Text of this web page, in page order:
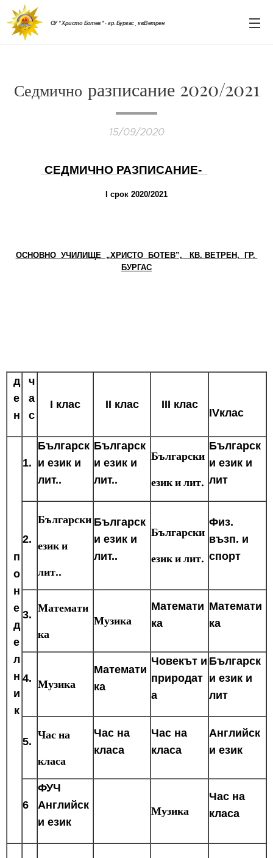
ОУ " Христо Ботев " - гр. Бургас , кв.Ветрен
Седмично разписание 2020/2021
15/09/2020
СЕДМИЧНО РАЗПИСАНИЕ-
І срок 2020/2021
ОСНОВНО УЧИЛИЩЕ „ХРИСТО БОТЕВ”, КВ. ВЕТРЕН, ГР.
БУРГАС
д
е
н
ч
а
с
І клас ІІ клас ІІІ клас
ІVклас
п
о
н
е
д
е
л
н
и
к
1.
Българск
и език и
лит..
Българск
и език и
лит..
Български
език и лит.
Българск
и език и
лит
2.
Български
език и
лит..
Българск
и език и
лит..
Български
език и лит.
Физ.
възп. и
спорт
3. Математи
ка
Музика
Математи
ка
Математи
ка
4. Музика
Математи
ка
Човекът и
природат
а
Българск
и език и
лит
5. Час на
класа
Час на
класа
Час на
класа
Английск
и език
6
ФУЧ
Английск
и език
Музика
Час на
класа